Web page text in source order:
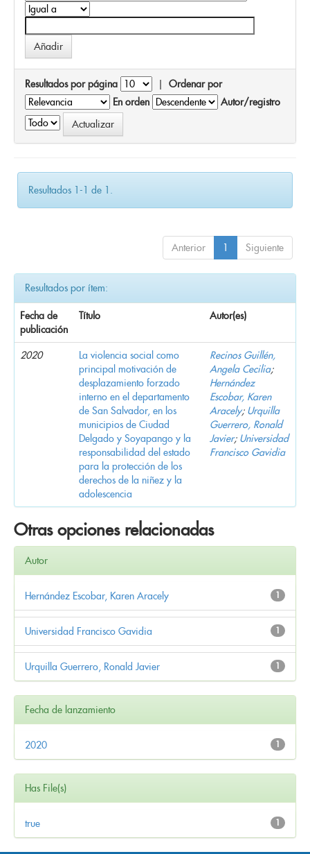
Resultados por página | Ordenar por
En orden
Autor/registro
Resultados 1-1 de 1.
Anterior 1 Siguiente
Resultados por ítem:
Fecha de
publicación
Título Autor(es)
2020
La violencia social como
principal motivación de
desplazamiento forzado
interno en el departamento
de San Salvador, en los
municipios de Ciudad
Delgado y Soyapango y la
responsabilidad del estado
para la protección de los
derechos de la niñez y la
adolescencia
Recinos Guillén,
Angela Cecilia;
Hernández
Escobar, Karen
Aracely; Urquilla
Guerrero, Ronald
Javier; Universidad
Francisco Gavidia
Otras opciones relacionadas
Autor
1
Hernández Escobar, Karen Aracely
1
Universidad Francisco Gavidia
1
Urquilla Guerrero, Ronald Javier
Fecha de lanzamiento
1
2020
Has File(s)
1
true